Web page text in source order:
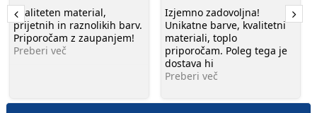
Kvaliteten material,
prijetnih in raznolikih barv.
Priporočam z zaupanjem!
Preberi več
Izjemno zadovoljna!
Unikatne barve, kvalitetni
materiali, toplo
priporočam. Poleg tega je
dostava hi
Preberi več